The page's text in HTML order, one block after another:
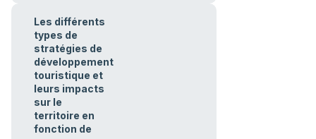
Les différents
types de
stratégies de
développement
touristique et
leurs impacts
sur le
territoire en
fonction de